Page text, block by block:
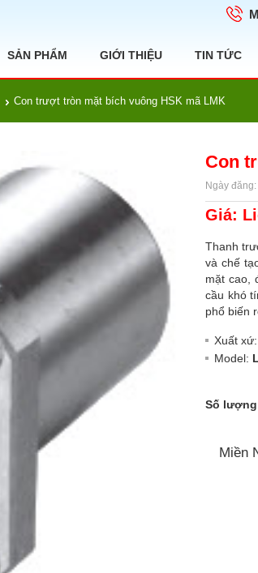
SẢN PHẨM GIỚI THIỆU TIN TỨC
Con trượt tròn mặt bích vuông HSK mã LMK
Con
Ngày
Giá:
Thanh
và chế
mặt cao,
cầu khó
phổ biến
Xuất xứ:
Model:
Số
Miền